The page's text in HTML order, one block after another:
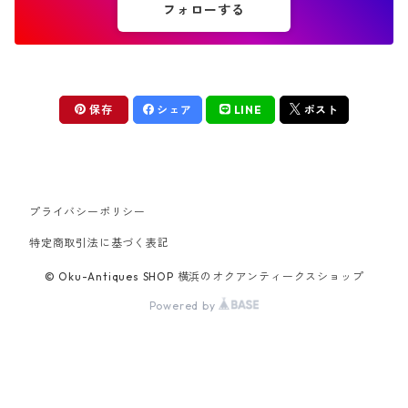
フォローする
保存 シェア LINE ポスト
プライバシーポリシー
特定商取引法に基づく表記
© Oku-Antiques SHOP 横浜のオクアンティークスショップ
Powered by